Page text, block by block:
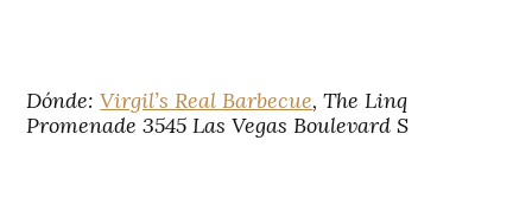
Dónde:Virgil’s Real Barbecue, The Linq
Promenade 3545 Las Vegas Boulevard S